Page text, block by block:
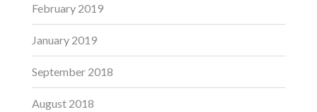
February 2019
January 2019
September 2018
August 2018